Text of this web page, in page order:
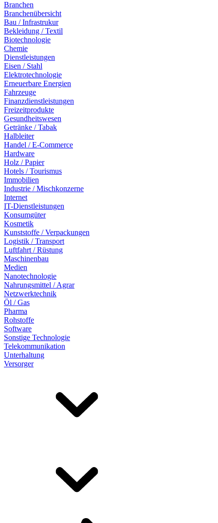
Branchen
Branchenübersicht
Bau / Infrastrukur
Bekleidung / Textil
Biotechnologie
Chemie
Dienstleistungen
Eisen / Stahl
Elektrotechnologie
Erneuerbare Energien
Fahrzeuge
Finanzdienstleistungen
Freizeitprodukte
Gesundheitswesen
Getränke / Tabak
Halbleiter
Handel / E-Commerce
Hardware
Holz / Papier
Hotels / Tourismus
Immobilien
Industrie / Mischkonzerne
Internet
IT-Dienstleistungen
Konsumgüter
Kosmetik
Kunststoffe / Verpackungen
Logistik / Transport
Luftfahrt / Rüstung
Maschinenbau
Medien
Nanotechnologie
Nahrungsmittel / Agrar
Netzwerktechnik
Öl / Gas
Pharma
Rohstoffe
Software
Sonstige Technologie
Telekommunikation
Unterhaltung
Versorger